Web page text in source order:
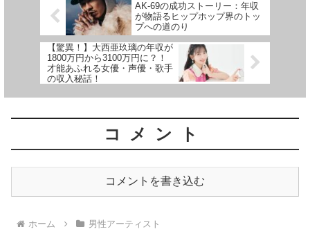
AK-69の成功ストーリー：年収
が物語るヒップホップ界のトッ
プへの道のり
【驚異！】大西亜玖璃の年収が
1800万円から3100万円に？！
才能あふれる女優・声優・歌手
の収入秘話！
コメント
コメントを書き込む
ホーム 男性アーティスト